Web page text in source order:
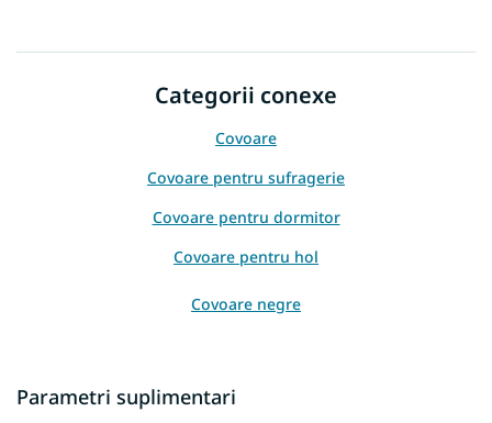
Categorii conexe
Covoare
Covoare pentru sufragerie
Covoare pentru dormitor
Covoare pentru hol
Covoare negre
Parametri suplimentari